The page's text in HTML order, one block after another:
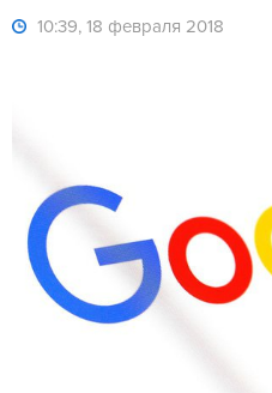
10:39, 18 февраля 2018